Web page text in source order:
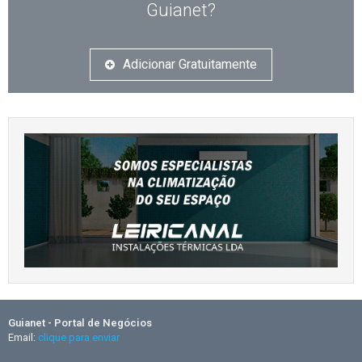
Guianet?
Adicionar Gratuitamente
Guianet - Portal de Negócios
Email: clique para enviar